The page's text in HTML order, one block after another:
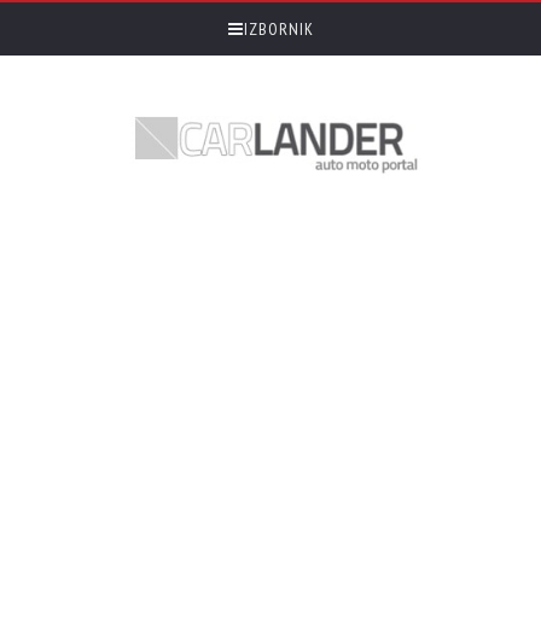
IZBORNIK